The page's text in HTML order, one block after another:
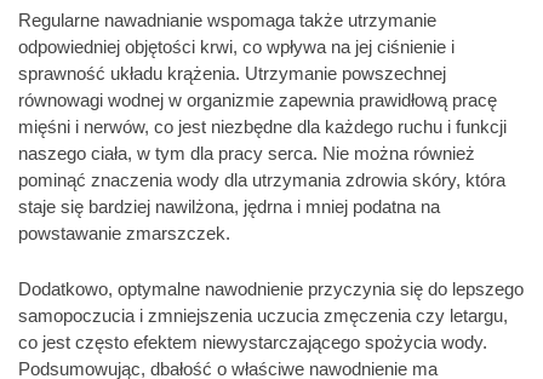
Regularne nawadnianie wspomaga także utrzymanie
odpowiedniej objętości krwi, co wpływa na jej ciśnienie i
sprawność układu krążenia. Utrzymanie powszechnej
równowagi wodnej w organizmie zapewnia prawidłową pracę
mięśni i nerwów, co jest niezbędne dla każdego ruchu i funkcji
naszego ciała, w tym dla pracy serca. Nie można również
pominąć znaczenia wody dla utrzymania zdrowia skóry, która
staje się bardziej nawilżona, jędrna i mniej podatna na
powstawanie zmarszczek.
Dodatkowo, optymalne nawodnienie przyczynia się do lepszego
samopoczucia i zmniejszenia uczucia zmęczenia czy letargu,
co jest często efektem niewystarczającego spożycia wody.
Podsumowując, dbałość o właściwe nawodnienie ma